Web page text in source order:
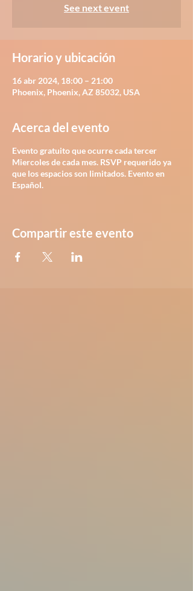
See next event
Horario y ubicación
16 abr 2024, 18:00 – 21:00
Phoenix, Phoenix, AZ 85032, USA
Acerca del evento
Evento gratuito que ocurre cada tercer
Miercoles de cada mes. RSVP requerido ya
que los espacios son limitados. Evento en
Español.
Compartir este evento